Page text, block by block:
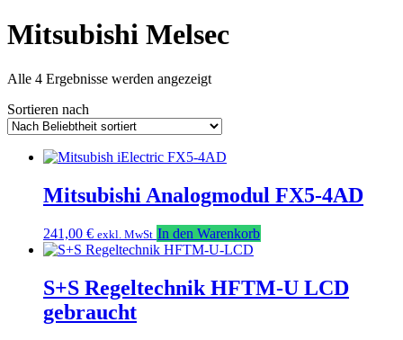
Mitsubishi Melsec
Alle 4 Ergebnisse werden angezeigtNach
Sortieren nach
Mitsubishi Analogmodul FX5-4AD
241,00 € exkl. MwSt In den Warenkorb
S+S Regeltechnik HFTM-U LCD
gebraucht